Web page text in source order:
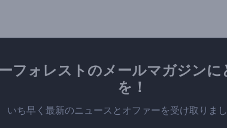
フォレストのメールマガジンに
を！
いち早く最新のニュースとオファーを受け取りまし